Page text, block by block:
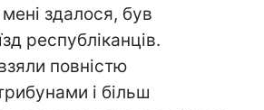
здалося, був
республіканців.
повністю
і більш